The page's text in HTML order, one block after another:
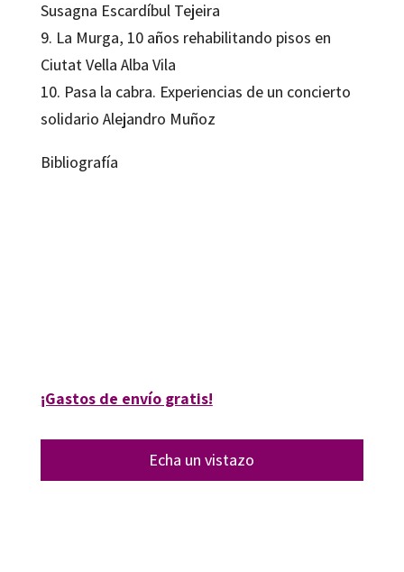
Susagna Escardíbul Tejeira
9. La Murga, 10 años rehabilitando pisos en
Ciutat Vella Alba Vila
10. Pasa la cabra. Experiencias de un concierto
solidario Alejandro Muñoz
Bibliografía
¡Gastos de envío gratis!
Echa un vistazo